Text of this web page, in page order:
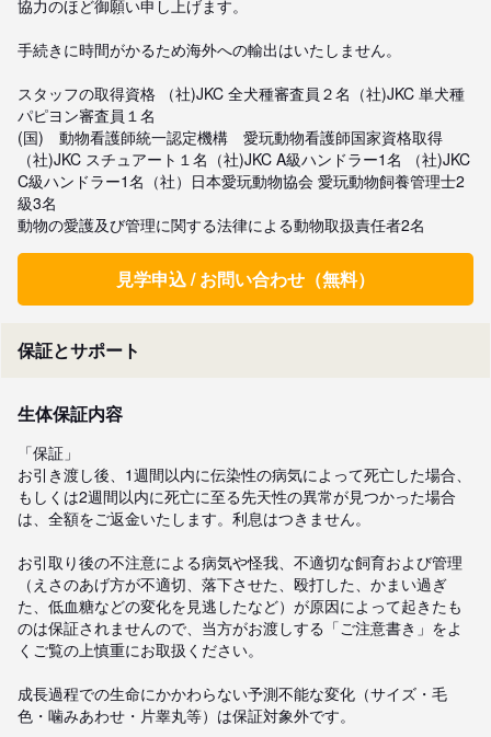
協力のほど御願い申し上げます。
手続きに時間がかるため海外への輸出はいたしません。
スタッフの取得資格 （社)JKC 全犬種審査員２名（社)JKC 単犬種
パピヨン審査員１名
(国)　動物看護師統一認定機構　愛玩動物看護師国家資格取得
（社)JKC スチュアート１名（社)JKC A級ハンドラー1名 （社)JKC
C級ハンドラー1名（社）日本愛玩動物協会 愛玩動物飼養管理士2
級3名
動物の愛護及び管理に関する法律による動物取扱責任者2名
見学申込 / お問い合わせ（無料）
保証とサポート
生体保証内容
「保証」
お引き渡し後、1週間以内に伝染性の病気によって死亡した場合、
もしくは2週間以内に死亡に至る先天性の異常が見つかった場合
は、全額をご返金いたします。利息はつきません。
お引取り後の不注意による病気や怪我、不適切な飼育および管理
（えさのあげ方が不適切、落下させた、殴打した、かまい過ぎ
た、低血糖などの変化を見逃したなど）が原因によって起きたも
のは保証されませんので、当方がお渡しする「ご注意書き」をよ
くご覧の上慎重にお取扱ください。
成長過程での生命にかかわらない予測不能な変化（サイズ・毛
色・噛みあわせ・片睾丸等）は保証対象外です。